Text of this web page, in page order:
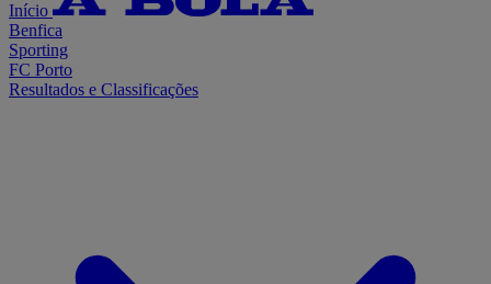
Início
Benfica
Sporting
FC Porto
Resultados e Classificações